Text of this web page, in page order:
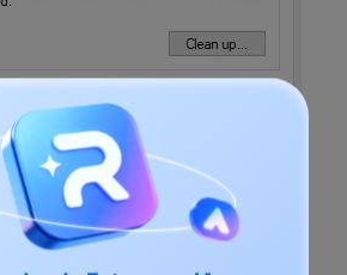
el Archivo BCD